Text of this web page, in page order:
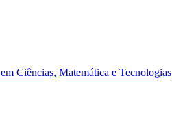
Ciências, Matemática e Tecnologias